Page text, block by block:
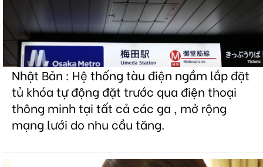
Nhật Bản : Hệ thống tàu điện ngầm lắp đặt
tủ khóa tự động đặt trước qua điện thoại
thông minh tại tất cả các ga , mở rộng
mạng lưới do nhu cầu tăng.